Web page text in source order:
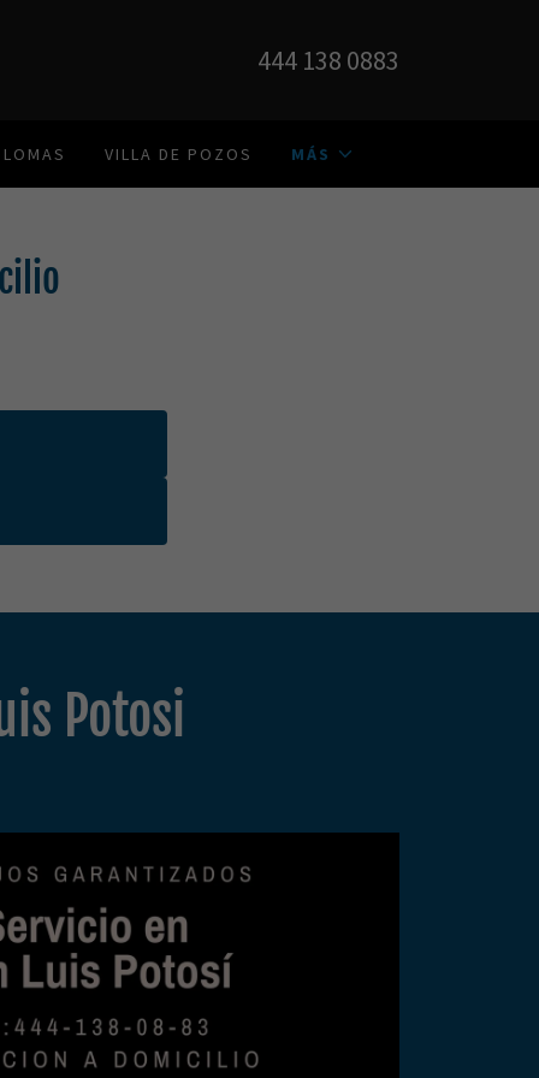
444 138 0883
LOMAS VILLA DE POZOS MÁS
Potosi